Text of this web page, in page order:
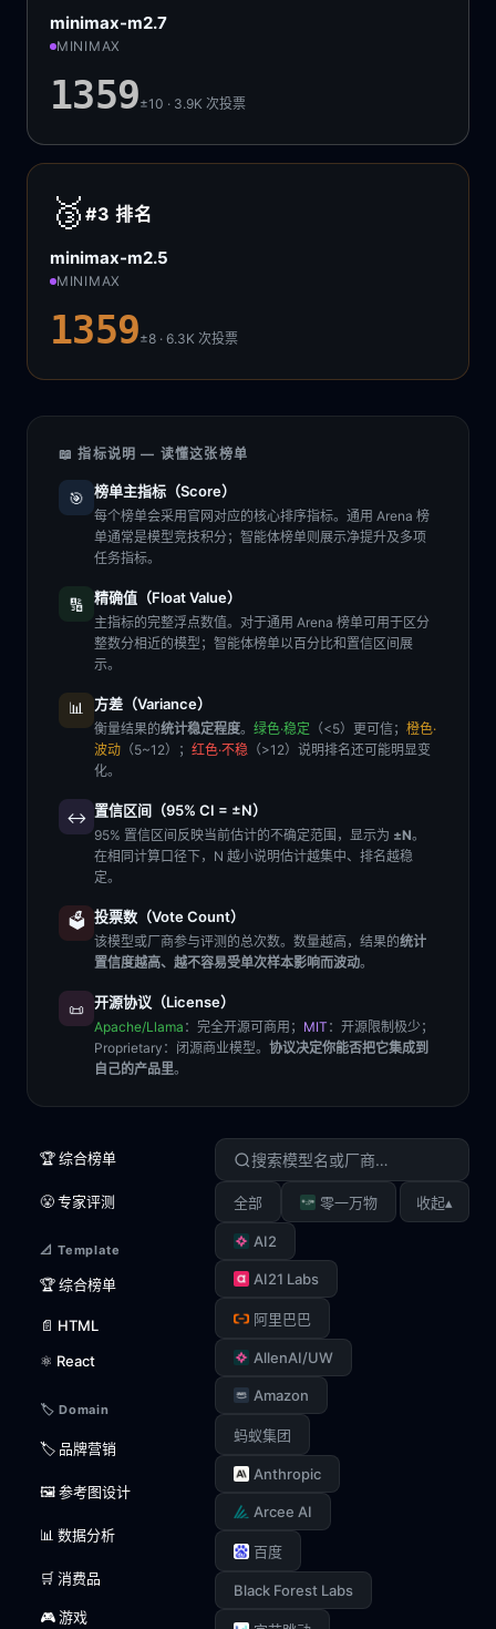
minimax-m2.7
MINIMAX
1359±10 · 3.9K次投票
🥉 #3排名
minimax-m2.5
MINIMAX
1359±8 · 6.3K次投票
📖 指标说明 — 读懂这张榜单
🎯 榜单主指标（Score）
每个榜单会采用官网对应的核心排序指标。通用 Arena 榜
单通常是模型竞技积分；智能体榜单则展示净提升及多项
任务指标。
🔢 精确值（Float Value）
主指标的完整浮点数值。对于通用 Arena 榜单可用于区分
整数分相近的模型；智能体榜单以百分比和置信区间展
示。
📊 方差（Variance）
衡量结果的统计稳定程度。 绿色·稳定 （<5）更可信； 橙色·
波动 （5~12）； 红色·不稳 （>12）说明排名还可能明显变
化。
↔️ 置信区间（95% CI = ±N）
95% 置信区间反映当前估计的不确定范围，显示为 ±N。
在相同计算口径下，N 越小说明估计越集中、排名越稳
定。
🗳️ 投票数（Vote Count）
该模型或厂商参与评测的总次数。数量越高，结果的统计
置信度越高、越不容易受单次样本影响而波动。
📜 开源协议（License）
Apache/Llama ：完全开源可商用； MIT ：开源限制极少；
Proprietary ：闭源商业模型。 协议决定你能否把它集成到
自己的产品里。
🏆 综合榜单
😤 专家评测
📐 Template
🏆 综合榜单
📄 HTML
⚛️ React
🏷️ Domain
🏷️ 品牌营销
🖼️ 参考图设计
📊 数据分析
🛒 消费品
🎮 游戏
全部 零一万物
AI2
AI21 Labs
阿里巴巴
AllenAI/UW
Amazon
蚂蚁集团
Anthropic
Arcee AI
百度
Black Forest Labs
收起▴